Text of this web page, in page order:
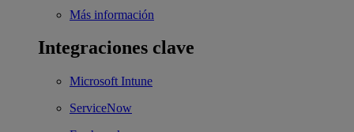
Más información
Integraciones clave
Microsoft Intune
ServiceNow